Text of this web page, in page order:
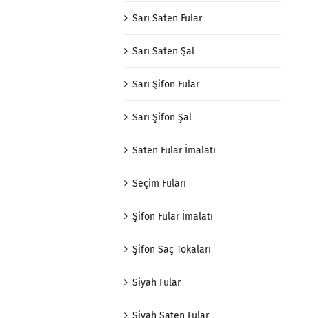
Sarı Saten Fular
Sarı Saten Şal
Sarı Şifon Fular
Sarı Şifon Şal
Saten Fular İmalatı
Seçim Fuları
Şifon Fular İmalatı
Şifon Saç Tokaları
Siyah Fular
Siyah Saten Fular